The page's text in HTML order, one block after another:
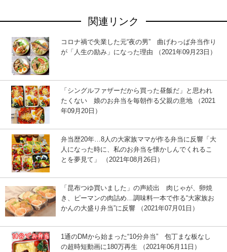
関連リンク
コロナ禍で失業した元“夜の男” 曲げわっぱ弁当作り
が「人生の励み」になった理由 （2021年09月23日）
「シングルファザーだから買った昼飯だ」と思われ
たくない 娘のお弁当を毎朝作る父親の意地 （2021
年09月20日）
弁当歴20年…8人の大家族ママが作る弁当に反響「大
人になった時に、私のお弁当を懐かしんでくれるこ
とを夢見て」 （2021年08月26日）
「昆布つゆ買いました」の声続出 肉じゃが、卵焼
き、ピーマンの肉詰め…調味料一本で作る“大家族お
かんの大盛り弁当”に反響 （2021年07月01日）
1通のDMから始まった“10分弁当” 包丁まな板なし
の超時短動画に180万再生 （2021年06月11日）